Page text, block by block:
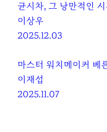
균시차, 그 낭만적인
이상우
2025.12.03
마스터 워치메이커 베
이재섭
2025.11.07